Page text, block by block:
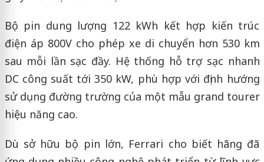
Bộ pin dung lượng 122 kWh kết hợp kiến trúc
điện áp 800V cho phép xe di chuyển hơn 530 km
sau mỗi lần sạc đầy. Hệ thống hỗ trợ sạc nhanh
DC công suất tới 350 kW, phù hợp với định hướng
sử dụng đường trường của một mẫu grand tourer
hiệu năng cao.
Dù sở hữu bộ pin lớn, Ferrari cho biết hãng đã